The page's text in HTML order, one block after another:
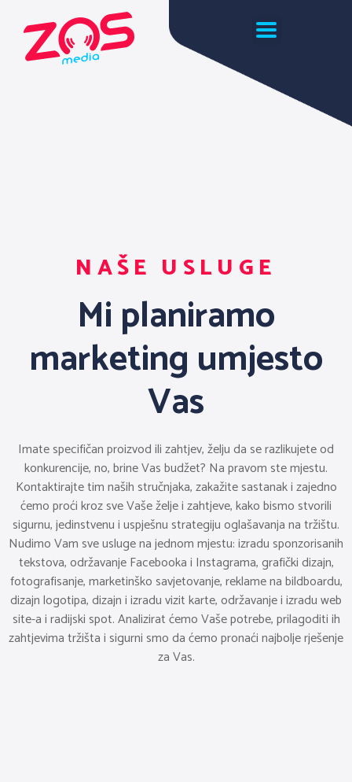
NAŠE USLUGE
Mi planiramo
marketing umjesto
Vas
Imate specifičan proizvod ili zahtjev, želju da se razlikujete od
konkurencije, no, brine Vas budžet? Na pravom ste mjestu.
Kontaktirajte tim naših stručnjaka, zakažite sastanak i zajedno
ćemo proći kroz sve Vaše želje i zahtjeve, kako bismo stvorili
sigurnu, jedinstvenu i uspješnu strategiju oglašavanja na tržištu.
Nudimo Vam sve usluge na jednom mjestu: izradu sponzorisanih
tekstova, održavanje Facebooka i Instagrama, grafički dizajn,
fotografisanje, marketinško savjetovanje, reklame na bildboardu,
dizajn logotipa, dizajn i izradu vizit karte, održavanje i izradu web
site-a i radijski spot. Analizirat ćemo Vaše potrebe, prilagoditi ih
zahtjevima tržišta i sigurni smo da ćemo pronaći najbolje rješenje
za Vas.